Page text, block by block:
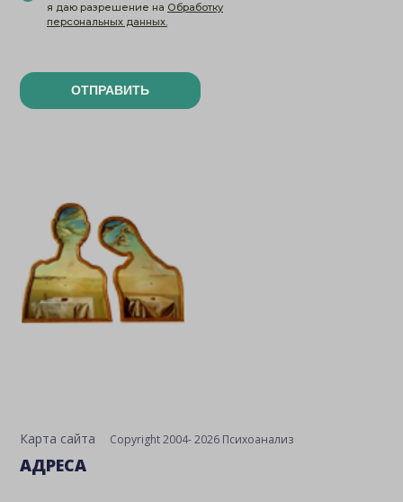
я даю разрешение на Обработку
персональных данных.
ОТПРАВИТЬ
Карта сайта Copyright 2004- 2026 Психоанализ
АДРЕСА